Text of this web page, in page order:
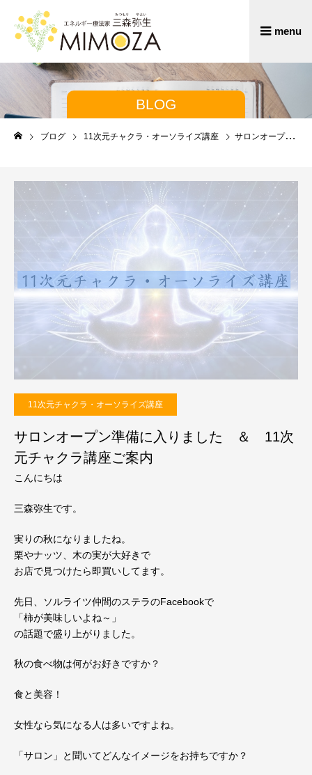
BLOG
ブログ 11次元チャクラ・オーソライズ講座 サロンオープン準備に入りました ＆ 11次元チャクラ講座ご案内
11次元チャクラ・オーソライズ講座
サロンオープン準備に入りました ＆ 11次
元チャクラ講座ご案内
こんにちは
三森弥生です。
実りの秋になりましたね。
栗やナッツ、木の実が大好きで
お店で見つけたら即買いしてます。
先日、ソルライツ仲間のステラのFacebookで
「柿が美味しいよね～」
の話題で盛り上がりました。
秋の食べ物は何がお好きですか？
食と美容！
女性なら気になる人は多いですよね。
「サロン」と聞いてどんなイメージをお持ちですか？